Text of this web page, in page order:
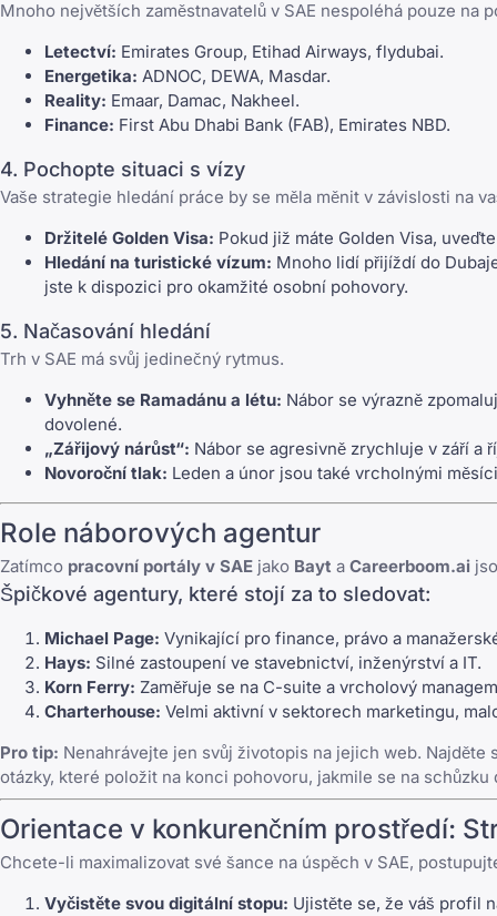
Mnoho největších zaměstnavatelů v SAE nespoléhá pouze
Letectví: Emirates Group, Etihad Airways, flydubai.
Energetika: ADNOC, DEWA, Masdar.
Reality: Emaar, Damac, Nakheel.
Finance: First Abu Dhabi Bank (FAB), Emirates NBD.
4. Pochopte situaci s vízy
Vaše strategie hledání práce by se měla měnit v závislosti na
Držitelé Golden Visa: Pokud již máte Golden Visa,
Hledání na turistické vízum: Mnoho lidí přijíždí do
jste k dispozici pro okamžité osobní pohovory.
5. Načasování hledání
Trh v SAE má svůj jedinečný rytmus.
Vyhněte se Ramadánu a létu: Nábor se výrazně
dovolené.
„Zářijový nárůst“: Nábor se agresivně zrychluje v září a
Novoroční tlak: Leden a únor jsou také vrcholnými
Role náborových agentur
Zatímco pracovní portály v SAE jako Bayt a Careerboom.ai
Špičkové agentury, které stojí za to sledovat:
Michael Page: Vynikající pro finance, právo a
Hays: Silné zastoupení ve stavebnictví, inženýrství a IT.
Korn Ferry: Zaměřuje se na C-suite a vrcholový
Charterhouse: Velmi aktivní v sektorech marketingu,
Pro tip: Nenahrávejte jen svůj životopis na jejich web.
otázky, které položit na konci pohovoru, jakmile se na schůzku
Orientace v konkurenčním prostředí:
Chcete-li maximalizovat své šance na úspěch v SAE,
Vyčistěte svou digitální stopu: Ujistěte se, že váš profil